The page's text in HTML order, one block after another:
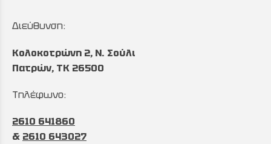
Διεύθυνση:
Κολοκοτρώνη 2, Ν. Σούλι
Πατρών, TK 26500
Τηλέφωνο:
2610 641860
& 2610 643027